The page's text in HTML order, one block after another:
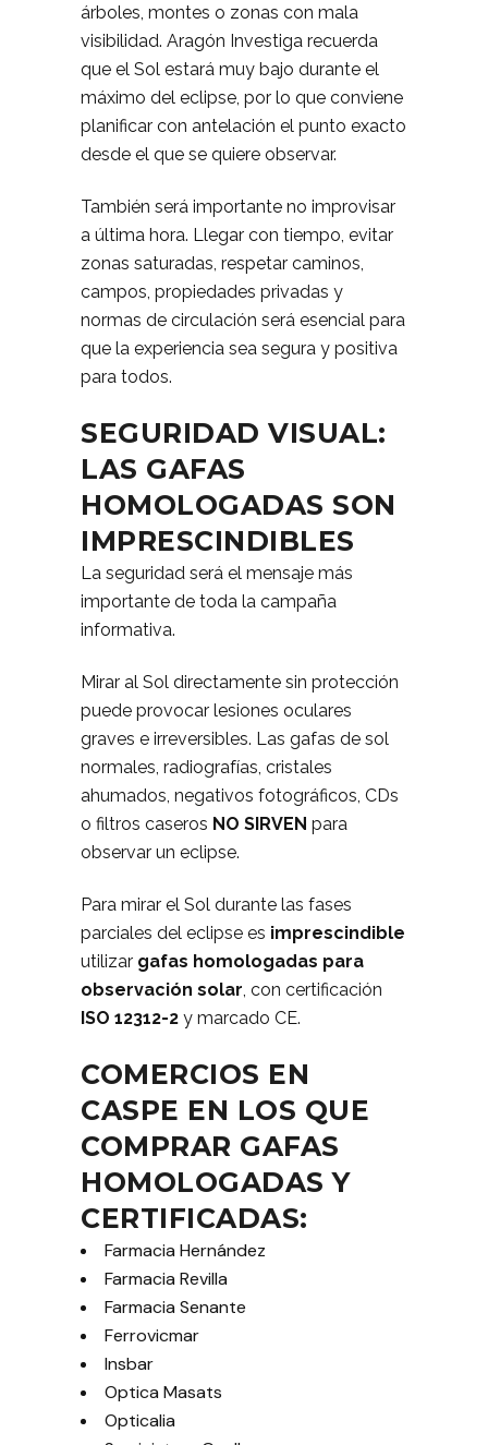
árboles, montes o zonas con mala
visibilidad. Aragón Investiga recuerda
que el Sol estará muy bajo durante el
máximo del eclipse, por lo que conviene
planificar con antelación el punto exacto
desde el que se quiere observar.
También será importante no improvisar
a última hora. Llegar con tiempo, evitar
zonas saturadas, respetar caminos,
campos, propiedades privadas y
normas de circulación será esencial para
que la experiencia sea segura y positiva
para todos.
SEGURIDAD VISUAL:
LAS GAFAS
HOMOLOGADAS SON
IMPRESCINDIBLES
La seguridad será el mensaje más
importante de toda la campaña
informativa.
Mirar al Sol directamente sin protección
puede provocar lesiones oculares
graves e irreversibles. Las gafas de sol
normales, radiografías, cristales
ahumados, negativos fotográficos, CDs
o filtros caseros NO SIRVEN para
observar un eclipse.
Para mirar el Sol durante las fases
parciales del eclipse es imprescindible
utilizar gafas homologadas para
observación solar, con certificación
ISO 12312-2 y marcado CE.
COMERCIOS EN
CASPE EN LOS QUE
COMPRAR GAFAS
HOMOLOGADAS Y
CERTIFICADAS:
Farmacia Hernández
Farmacia Revilla
Farmacia Senante
Ferrovicmar
Insbar
Optica Masats
Opticalia